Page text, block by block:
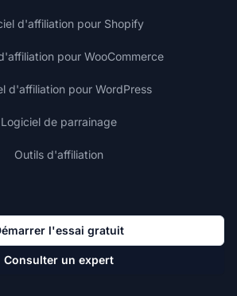
d'affiliation pour Shopify
pour WooCommerce
d'affiliation pour WordPress
Logiciel de parrainage
Outils d'affiliation
l'essai gratuit
Consulter un expert